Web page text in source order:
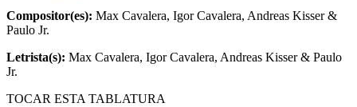
Compositor(es): Max Cavalera, Igor Cavalera, Andreas Kisser &
Paulo Jr.
Letrista(s): Max Cavalera, Igor Cavalera, Andreas Kisser & Paulo
Jr.
TOCAR ESTA TABLATURA